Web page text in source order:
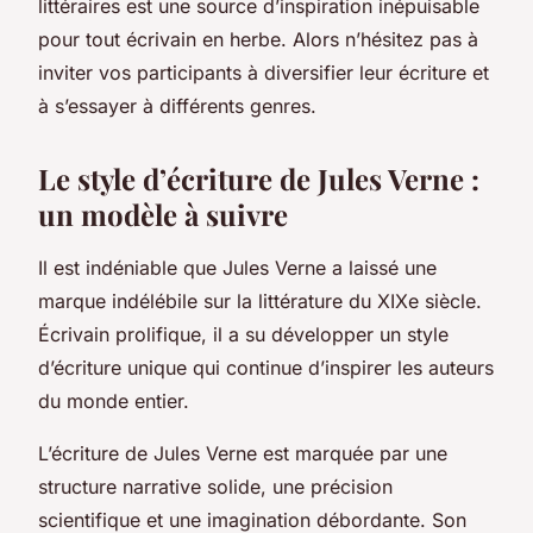
littéraires est une source d’inspiration inépuisable
pour tout écrivain en herbe. Alors n’hésitez pas à
inviter vos participants à diversifier leur écriture et
à s’essayer à différents genres.
Le style d’écriture de Jules Verne :
un modèle à suivre
Il est indéniable que Jules Verne a laissé une
marque indélébile sur la littérature du XIXe siècle.
Écrivain prolifique, il a su développer un style
d’écriture unique qui continue d’inspirer les auteurs
du monde entier.
L’écriture de Jules Verne est marquée par une
structure narrative solide, une précision
scientifique et une imagination débordante. Son